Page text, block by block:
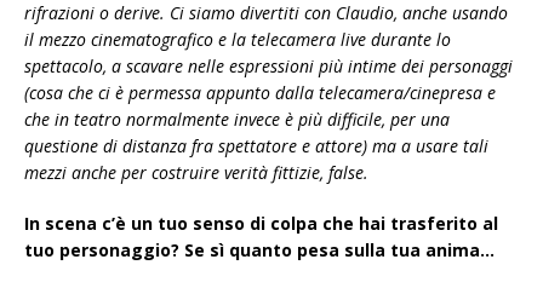
rifrazioni o derive. Ci siamo divertiti con Claudio, anche usando
il mezzo cinematografico e la telecamera live durante lo
spettacolo, a scavare nelle espressioni più intime dei personaggi
(cosa che ci è permessa appunto dalla telecamera/cinepresa e
che in teatro normalmente invece è più difficile, per una
questione di distanza fra spettatore e attore) ma a usare tali
mezzi anche per costruire verità fittizie, false.
In scena c’è un tuo senso di colpa che hai trasferito al
tuo personaggio? Se sì quanto pesa sulla tua anima…